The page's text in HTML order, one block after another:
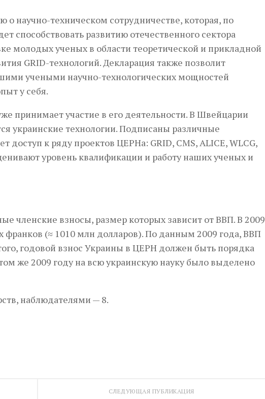
научно-техническом сотрудничестве, которая, по
способствовать развитию отечественного сектора
молодых ученых в области теоретической и прикладной
GRID-технологий. Декларация также позволит
учеными научно-технологических мощностей
у себя.
принимает участие в его деятельности. В Швейцарии
украинские технологии. Подписаны различные
доступ к ряду проектов ЦЕРНа: GRID, CMS, ALICE, WLCG,
уровень квалификации и работу наших ученых и
членские взносы, размер которых зависит от ВВП. В 2009
франков (≈ 1010 млн долларов). По данным 2009 года, ВВП
годовой взнос Украины в ЦЕРН должен быть порядка
же 2009 году на всю украинскую науку было выделено
наблюдателями — 8.
СЛЕДУЮЩАЯ ПУБЛИКАЦИЯ